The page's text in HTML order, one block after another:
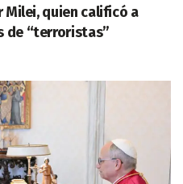
Milei, quien calificó a
de “terroristas”